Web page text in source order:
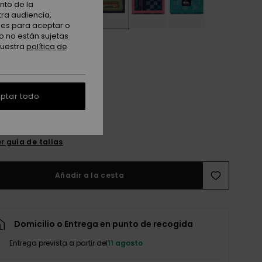
M L
guía de tallas
Añadir a la cesta
Domicilio o Entrega en punto de recogida
Entrega prevista a partir del11 agosto
de la
audiencia,
para aceptar o
no están sujetas
política de
todo